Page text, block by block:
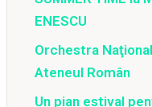
ENESCU
Orchestra
Ateneul Român
Un pian estival